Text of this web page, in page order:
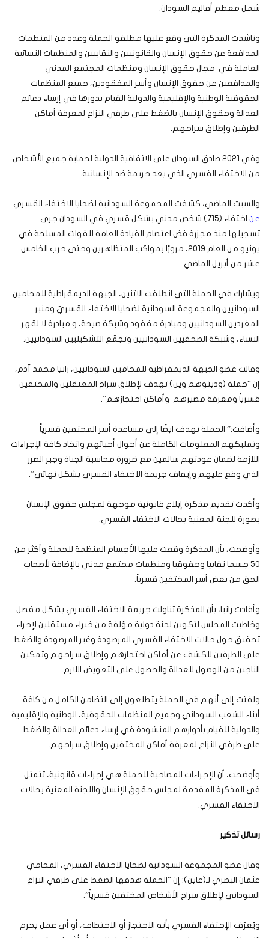
شمل معظم أقاليم السودان.
وناشدت المذكرة التي وقع عليها مطلقو الحملة وعدد من المنظمات
المدافعة عن حقوق الإنسان والقانونيين والنقابيين والمنظمات النسائية
العاملة في مجال حقوق الإنسان ومنظمات المجتمع المدني
والمدافعين عن حقوق الإنسان وأسر المفقودين، جميع المنظمات
الحقوقية الوطنية والإقليمية والدولية القيام بدورها في إرساء دعائم
العدالة وحقوق الإنسان بالضغط على طرفي النزاع لمعرفة أماكن
الطرفين وإطلاق سراحهم.
وفي 2021 صادق السودان على الاتفاقية الدولية لحماية جميع الأشخاص
من الاختفاء القسري الذي يعد جريمة ضد الإنسانية.
والسبت الماضي، كشفت المجموعة السودانية لضحايا الاختفاء القسري
عن اختفاء (715) شخص مدني بشكل قسري في السودان
جرى
تسجيلها منذ مجزرة فض اعتصام القيادة العامة للقوات المسلحة في
يونيو من العام ٢٠١٩، مرورًا بمواكب المتظاهرين وحتى حرب الخامس
عشر من أبريل الماضي.
ويشارك في الحملة التي انطلقت الاثنين، الجبهة الديمقراطية للمحامين
السودانيين والمجموعة السودانية لضحايا الاختفاء القسريّ ومنبر
المغردين السودانيين ومبادرة مفقود وشبكة صيحة، و مبادرة لا لقهر
النساء، وشبكة الصحفيين السودانيين وتجمّع التشكيليين السودانيين.
وقالت عضو الجبهة الديمقراطية للمحامين السودانيين، رانيا محمد آدم،
إن “حملة (وديتوهم وين) تهدف لإطلاق سراح المعتقلين والمختفين
قسرياً ومعرفة مصيرهم وأماكن احتجازهم”.
وأضافت:” الحملة تهدف ايضًا إلى مساعدة أسر المختفين قسرياً
وتمليكهم المعلومات الكاملة عن أحوال أحبائهم واتخاذ كافة الإجراءات
اللازمة لضمان عودتهم سالمين مع ضرورة محاسبة الجناة وجبر الضرر
الذي وقع عليهم وإيقاف جريمة الاختفاء القسري بشكل نهائي”.
وأكدت تقديم مذكرة إبلاغ قانونية موجهة لمجلس حقوق الإنسان
بصورة للجنة المعنية بحالات الاختفاء القسري.
وأوضحت، بأن المذكرة وقعت عليها الأجسام المنظمة للحملة وأكثر من
50 جسما نقابيا وحقوقيا ومنظمات مجتمع مدني بالإضافة لأصحاب
الحق من بعض أسر المختفين قسرياً.
وأفادت رانيا، بأن المذكرة تناولت جريمة الاختفاء القسري بشكل مفصل
وخاطبت المجلس لتكوين لجنة دولية مؤلفة من خبراء مستقلين لإجراء
تحقيق حول حالات الاختفاء القسري المرصودة وغير المرصودة والضغط
على الطرفين للكشف عن أماكن احتجازهم وإطلاق سراحهم وتمكين
الناجين من الوصول للعدالة والحصول على التعويض اللازم.
ولفتت إلى أنهم في الحملة يتطلعون إلى التضامن الكامل من كافة
أبناء الشعب السوداني وجميع المنظمات الحقوقية، الوطنية والإقليمية
والدولية للقيام بأدوارهم المنشودة في إرساء دعائم العدالة والضغط
على طرفي النزاع لمعرفة أماكن المختفين وإطلاق سراحهم.
وأوضحت، أن الإجراءات المصاحبة للحملة هي إجراءات قانونية، تتمثل
في المذكرة المقدمة لمجلس حقوق الإنسان واللجنة المعنية بحالات
الاختفاء القسري.
رسائل تذكير
وقال عضو المجموعة السودانية لضحايا الاختفاء القسري، المحامي
عثمان البصري لـ(عاين): إن “الحملة هدفها الضغط على طرفي النزاع
السوداني لإطلاق سراح الأشخاص المختفين قسرياً”.
ويُعرّف الإختفاء القسري بأنه الاحتجاز أو الاختطاف، أو أي عمل يحرم